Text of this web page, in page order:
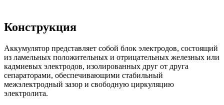
Конструкция
Аккумулятор представляет собой блок электродов, состоящий
из ламельных положительных и отрицательных железных или
кадмиевых электродов, изолированных друг от друга
сепараторами, обеспечивающими стабильный
межэлектродный зазор и свободную циркуляцию
электролита.